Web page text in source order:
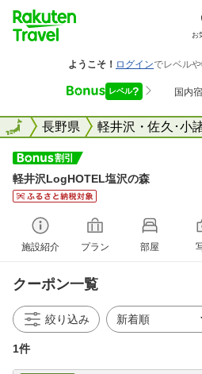
お
全国長野県 軽井沢・佐久･小
全国
軽井沢LogHOTEL塩沢の森
施設紹介 プラン 部屋
クーポン一覧
絞り込み
1件